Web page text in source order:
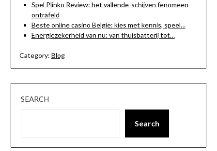
Spel Plinko Review: het vallende-schijven fenomeen
ontrafeld
Beste online casino België: kies met kennis, speel…
Energiezekerheid van nu: van thuisbatterij tot…
Category: Blog
SEARCH
Search